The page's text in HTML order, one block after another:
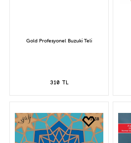
Gold Profesyonel Buzuki Teli
310 TL